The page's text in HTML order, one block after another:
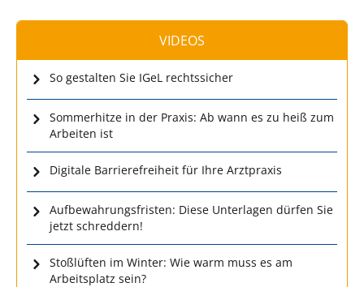
VIDEOS
So gestalten Sie IGeL rechtssicher
Sommerhitze in der Praxis: Ab wann es zu heiß zum
Arbeiten ist
Digitale Barrierefreiheit für Ihre Arztpraxis
Aufbewahrungsfristen: Diese Unterlagen dürfen Sie
jetzt schreddern!
Stoßlüften im Winter: Wie warm muss es am
Arbeitsplatz sein?